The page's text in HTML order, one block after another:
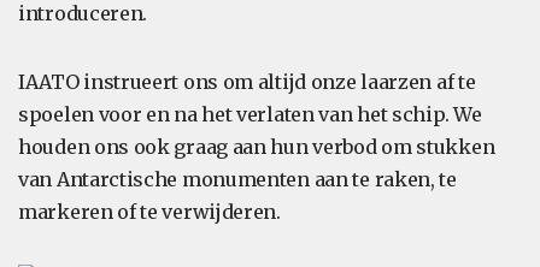
introduceren.
IAATO instrueert ons om altijd onze laarzen af te
spoelen voor en na het verlaten van het schip. We
houden ons ook graag aan hun verbod om stukken
van Antarctische monumenten aan te raken, te
markeren of te verwijderen.